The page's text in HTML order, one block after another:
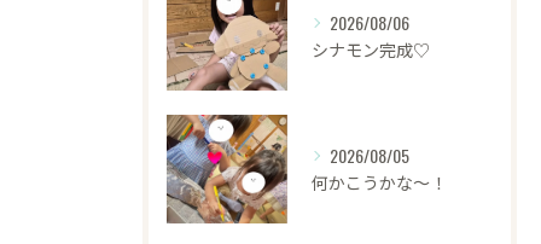
2026/08/06
シナモン完成♡
2026/08/05
何かこうかな〜！